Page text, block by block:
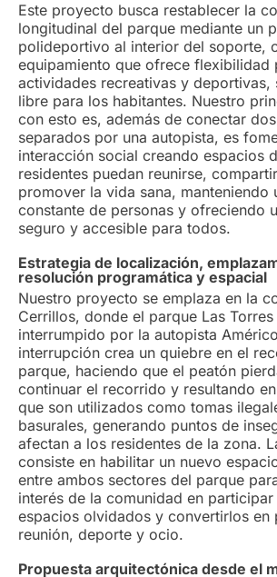
Este proyecto busca restablecer la
longitudinal del parque mediante un
polideportivo al interior del soporte,
equipamiento que ofrece flexibilidad
actividades recreativas y deportivas,
libre para los habitantes. Nuestro
con esto es, además de conectar
separados por una autopista, es
interacción social creando espacios
residentes puedan reunirse,
promover la vida sana, manteniendo
constante de personas y ofreciendo
seguro y accesible para todos.
Estrategia de localización,
resolución programática y espacial
Nuestro proyecto se emplaza en la
Cerrillos, donde el parque Las Torres
interrumpido por la autopista
interrupción crea un quiebre en el
parque, haciendo que el peatón
continuar el recorrido y resultando
que son utilizados como tomas
basurales, generando puntos de
afectan a los residentes de la zona.
consiste en habilitar un nuevo
entre ambos sectores del parque
interés de la comunidad en
espacios olvidados y convertirlos en
reunión, deporte y ocio.
Propuesta arquitectónica desde el